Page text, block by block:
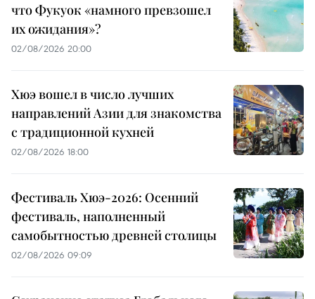
что Фукуок «намного превзошел
их ожидания»?
02/08/2026 20:00
Хюэ вошел в число лучших
направлений Азии для знакомства
с традиционной кухней
02/08/2026 18:00
Фестиваль Хюэ-2026: Осенний
фестиваль, наполненный
самобытностью древней столицы
02/08/2026 09:09